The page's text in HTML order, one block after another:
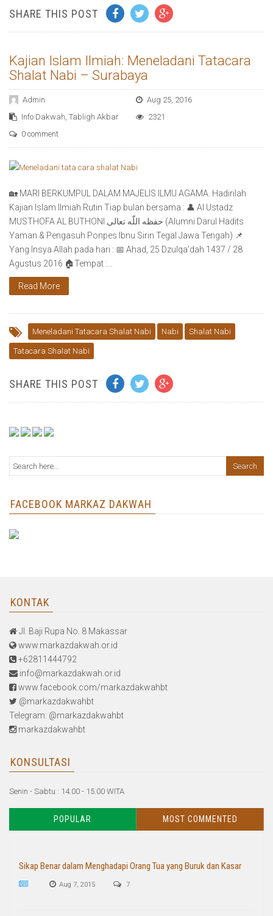
SHARE THIS POST
Kajian Islam Ilmiah: Meneladani Tatacara
Shalat Nabi – Surabaya
Admin
Aug 25, 2016
Info Dakwah, Tabligh Akbar
2321
0 comment
🏡 MARI BERKUMPUL DALAM MAJELIS ILMU AGAMA. Hadirilah
Kajian Islam Ilmiah Rutin Tiap bulan bersama : 👤 Al Ustadz
MUSTHOFA AL BUTHONI حفظه اللّٰه تعالى (Alumni Darul Hadits
Yaman & Pengasuh Ponpes Ibnu Sirin Tegal Jawa Tengah) 📌
Yang Insya Allah pada hari : 📅 Ahad, 25 Dzulqa’dah 1437 / 28
Agustus 2016 🏠Tempat :…
Read More
Meneladani Tatacara Shalat Nabi Nabi Shalat Nabi
Tatacara Shalat Nabi
SHARE THIS POST
FACEBOOK MARKAZ DAKWAH
KONTAK
Jl. Baji Rupa No. 8 Makassar
www.markazdakwah.or.id
+62811444792
info@markazdakwah.or.id
www.facebook.com/markazdakwahbt
@markazdakwahbt
Telegram: @markazdakwahbt
markazdakwahbt
KONSULTASI
Senin - Sabtu : 14.00 - 15.00 WITA
POPULAR MOST COMMENTED
Sikap Benar dalam Menghadapi Orang Tua yang Buruk dan Kasar
Aug 7, 2015 7